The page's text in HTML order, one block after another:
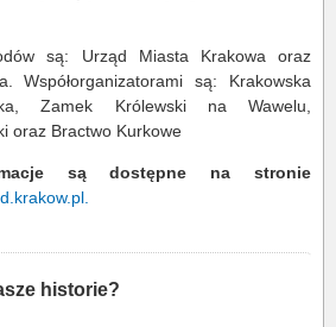
są: Urząd Miasta Krakowa oraz
Współorganizatorami są: Krakowska
Zamek Królewski na Wawelu,
oraz Bractwo Kurkowe
są dostępne na stronie
historie?